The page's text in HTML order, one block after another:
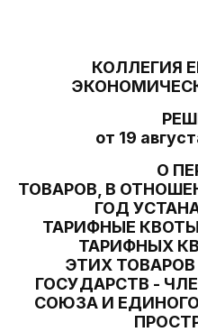
КОЛЛЕГИЯ
от 19
О
ТОВАРОВ, В
ГОД
ТАРИФНЫЕ
ТАРИФНЫХ
ЭТИХ
ГОСУДАРСТВ -
СОЮЗА И